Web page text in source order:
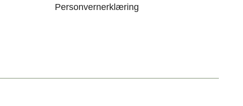
Personvernerklæring